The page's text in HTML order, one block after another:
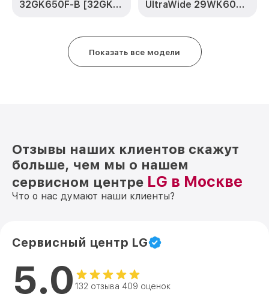
32GK650F-B [32GK650F-B.ARUZ] UltraWide 29WK600-W [29WK600-W.ARUZ]
Показать все модели
Отзывы наших клиентов скажут
больше, чем мы о нашем
сервисном центре LG в Москве
Что о нас думают наши клиенты?
Сервисный центр LG
5.0 132 отзыва 409 оценок